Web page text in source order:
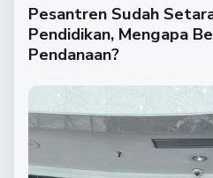
Pesantren Sudah
Pendidikan, Mengapa
Pendanaan?